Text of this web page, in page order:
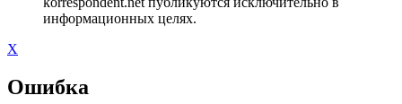
информационных целях.
X
Ошибка